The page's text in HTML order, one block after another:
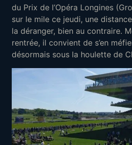
du Prix de l’Opéra Longines
sur le mile ce jeudi, une
la déranger, bien au contraire.
rentrée, il convient de s’en
désormais sous la houlette de